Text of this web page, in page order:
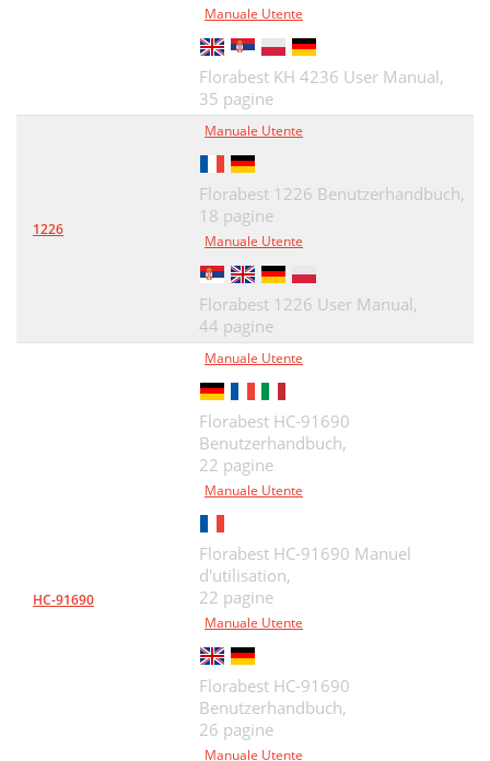
Manuale Utente
Florabest KH 4236 User Manual,
35 pagine
1226
Manuale Utente
Florabest 1226 Benutzerhandbuch,
18 pagine
Manuale Utente
Florabest 1226 User Manual,
44 pagine
HC-91690
Manuale Utente
Florabest HC-91690
Benutzerhandbuch,
22 pagine
Manuale Utente
Florabest HC-91690 Manuel
d'utilisation,
22 pagine
Manuale Utente
Florabest HC-91690
Benutzerhandbuch,
26 pagine
Manuale Utente